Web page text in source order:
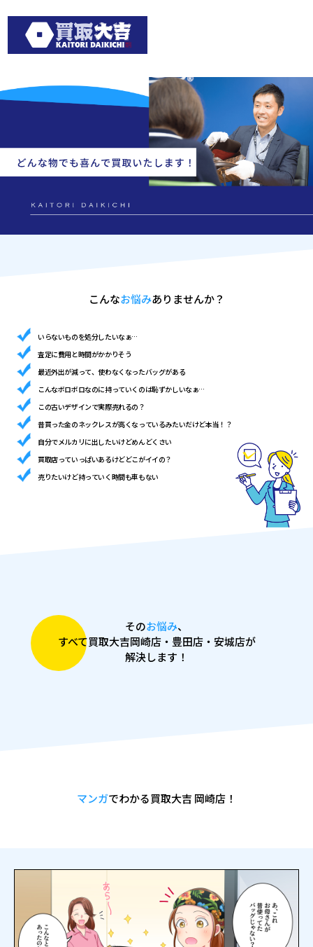
こんなお悩みありませんか？
いらないものを処分したいなぁ…
査定に費用と時間がかかりそう
最近外出が減って、使わなくなったバッグがある
こんなボロボロなのに持っていくのは恥ずかしいなぁ…
この古いデザインで実際売れるの？
昔買った金のネックレスが高くなっているみたいだけど本当！？
自分でメルカリに出したいけどめんどくさい
買取店っていっぱいあるけどどこがイイの？
売りたいけど持っていく時間も車もない
そのお悩み、
すべて買取大吉岡崎店・豊田店・安城店が
解決します！
マンガでわかる買取大吉 岡崎店！